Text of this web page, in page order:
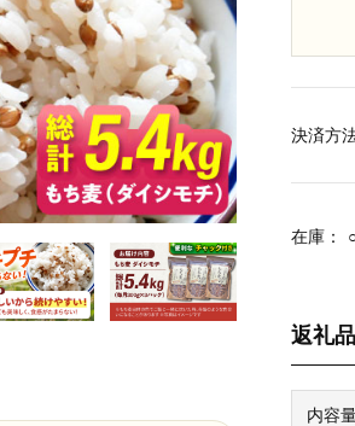
在庫：
返礼
内容
決済方